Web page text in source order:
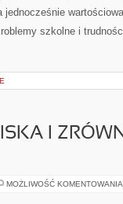
szkolne i
I
MOŻLIWOŚĆ KOMENTOWANIA